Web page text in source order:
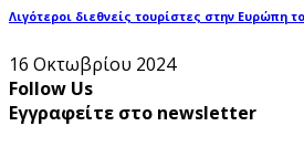
Λιγότεροι διεθνείς τουρίστες στην Ευρώπη
16 Οκτωβρίου 2024
Follow Us
Εγγραφείτε στο newsletter